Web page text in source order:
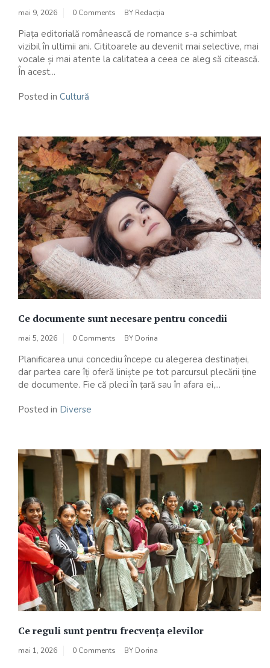
mai 9, 2026 0 Comments BY Redacția
Piața editorială românească de romance s-a schimbat
vizibil în ultimii ani. Cititoarele au devenit mai selective, mai
vocale și mai atente la calitatea a ceea ce aleg să citească.
În acest...
Posted in Cultură
Ce documente sunt necesare pentru concedii
mai 5, 2026 0 Comments BY Dorina
Planificarea unui concediu începe cu alegerea destinației,
dar partea care îți oferă liniște pe tot parcursul plecării ține
de documente. Fie că pleci în țară sau în afara ei,...
Posted in Diverse
Ce reguli sunt pentru frecvența elevilor
mai 1, 2026 0 Comments BY Dorina